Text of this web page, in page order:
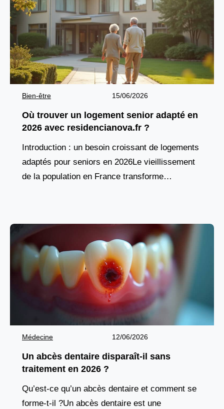
Bien-être 15/06/2026
Où trouver un logement senior adapté en
2026 avec residencianova.fr ?
Introduction : un besoin croissant de logements
adaptés pour seniors en 2026Le vieillissement
de la population en France transforme
Médecine 12/06/2026
Un abcès dentaire disparaît-il sans
traitement en 2026 ?
Qu’est-ce qu’un abcès dentaire et comment se
forme-t-il ?Un abcès dentaire est une